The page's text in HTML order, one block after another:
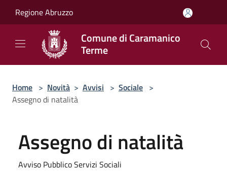
Regione Abruzzo
Comune di Caramanico
Terme
Home > Novità > Avvisi > Sociale >
Assegno di natalità
Assegno di natalità
Avviso Pubblico Servizi Sociali